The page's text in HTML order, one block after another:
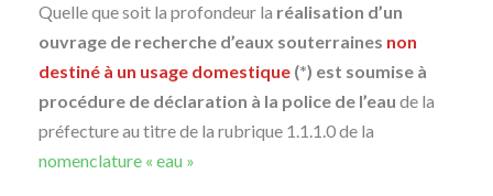
Quelle que soit la profondeur la réalisation d’un
ouvrage de recherche d’eaux souterraines non
destiné à un usage domestique (*) est soumise à
procédure de déclaration à la police de l’eau de la
préfecture au titre de la rubrique 1.1.1.0 de la
nomenclature « eau »